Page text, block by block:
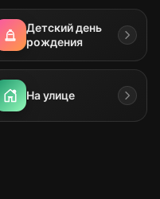
Детский день
рождения
На улице